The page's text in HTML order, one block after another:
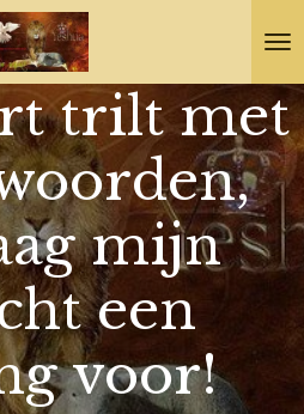
trilt met
mijn
een
voor!